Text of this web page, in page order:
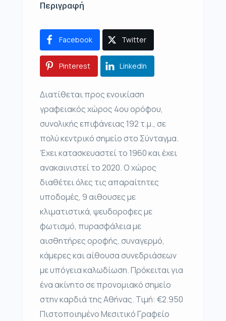
Περιγραφή
Facebook Twitter
Pinterest LinkedIn
Διατίθεται προς ενοικίαση
γραφειακός χώρος 4ου ορόφου,
συνολικής επιφάνειας 192 τ.μ., σε
πολύ κεντρικό σημείο στο Σύνταγμα.
Έχει κατασκευαστεί το 1960 και έχει
ανακαινιστεί το 2020. Ο χώρος
διαθέτει όλες τις απαραίτητες
υποδομές, 9 αιθουσες με
κλιματιστικά, ψευδοροφες με
φωτισμό, πυρασφάλεια με
αισθητήρες οροφής, συναγερμό,
κάμερες και αίθουσα συνεδριάσεων
με υπόγεια καλωδίωση. Πρόκειται για
ένα ακίνητο σε προνομιακό σημείο
στην καρδιά της Αθήνας. Τιμή: €2.950
Πιστοποιημένο Μεσιτικό Γραφείο